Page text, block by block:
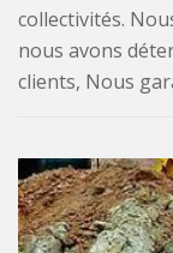
collectivités.
nous avons
clients, Nous